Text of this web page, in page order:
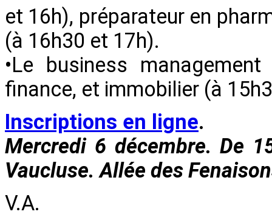
et 16h), préparateur en
(à 16h30 et 17h).
•Le business
finance, et immobilier (à
Inscriptions en ligne.
Mercredi 6 décembre. De
Vaucluse. Allée des
V.A.